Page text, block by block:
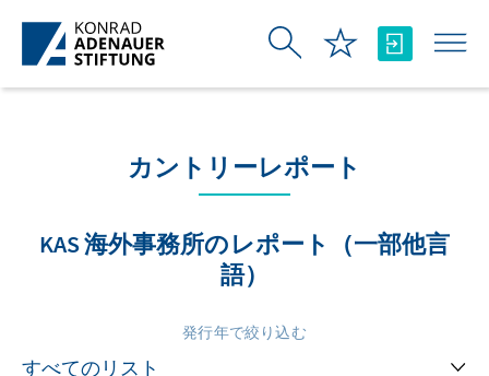
メインコンテンツにスキップ
カントリーレポート
KAS 海外事務所のレポート（一部他言
語）
発行年で絞り込む